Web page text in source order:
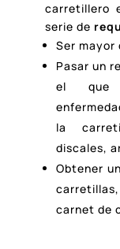
carretillero
serie de
Ser mayor
Pasar un
el que
la
discales,
Obtener
carnet de